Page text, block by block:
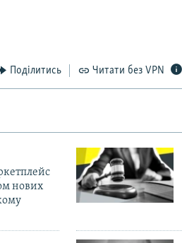
Поділитись Читати без VPN
нових